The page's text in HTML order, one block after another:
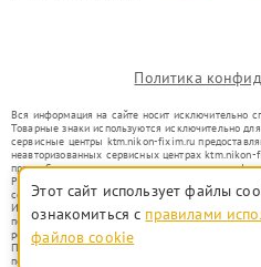
Политика
Вся информация на сайте носит исключительно
Товарные знаки используются исключительно
сервисные центры ktm.nikon-fixim.ru
неавторизованных сервисных центрах
правообладателями товарных знаков или их
Ремонт осуществляется для устройств, уже
со статьей 1487 ГК РФ.
Использование товарных знаков не преследует
потребителей в заблуждение, а служит для
ремонту техники указанных брендов.
Представленная на сайте информация не
положениями Статьи 437(2) Гражданского кодекса
Этот сайт использует файлы
ознакомиться с правилами
файлов cookie